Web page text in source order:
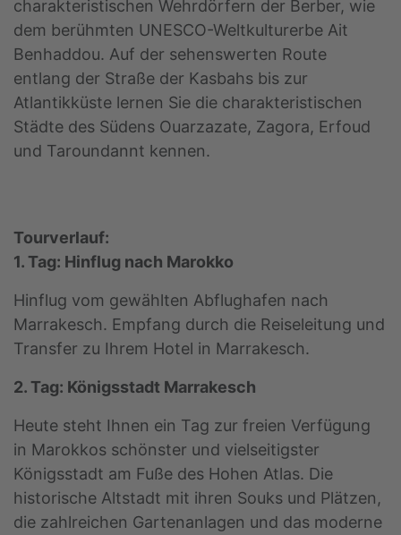
charakteristischen Wehrdörfern der Berber, wie
dem berühmten UNESCO-Weltkulturerbe Ait
Benhaddou. Auf der sehenswerten Route
entlang der Straße der Kasbahs bis zur
Atlantikküste lernen Sie die charakteristischen
Städte des Südens Ouarzazate, Zagora, Erfoud
und Taroundannt kennen.
Tourverlauf:
1. Tag: Hinflug nach Marokko
Hinflug vom gewählten Abflughafen nach
Marrakesch. Empfang durch die Reiseleitung und
Transfer zu Ihrem Hotel in Marrakesch.
2. Tag: Königsstadt Marrakesch
Heute steht Ihnen ein Tag zur freien Verfügung
in Marokkos schönster und vielseitigster
Königsstadt am Fuße des Hohen Atlas. Die
historische Altstadt mit ihren Souks und Plätzen,
die zahlreichen Gartenanlagen und das moderne